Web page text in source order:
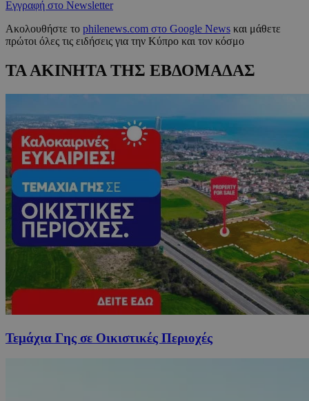
Εγγραφή στο Newsletter
Ακολουθήστε το philenews.com στο Google News και μάθετε
πρώτοι όλες τις ειδήσεις για την Κύπρο και τον κόσμο
ΤΑ ΑΚΙΝΗΤΑ ΤΗΣ ΕΒΔΟΜΑΔΑΣ
Τεμάχια Γης σε Οικιστικές Περιοχές